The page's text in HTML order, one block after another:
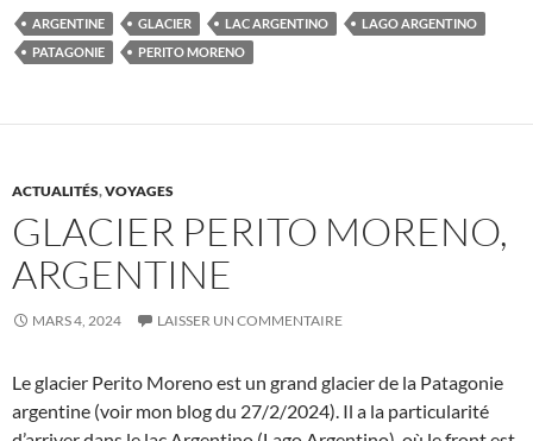
ARGENTINE GLACIER LAC ARGENTINO
LAGO ARGENTINO
PATAGONIE
PERITO MORENO
ACTUALITÉS,VOYAGES
GLACIER PERITO MORENO,
ARGENTINE
MARS 4, 2024 LAISSER UN COMMENTAIRE
Le glacier Perito Moreno est un grand glacier de la Patagonie
argentine (voir mon blog du 27/2/2024). Il a la particularité